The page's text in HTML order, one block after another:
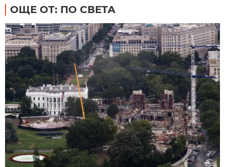
ОЩЕ ОТ: ПО СВЕТА